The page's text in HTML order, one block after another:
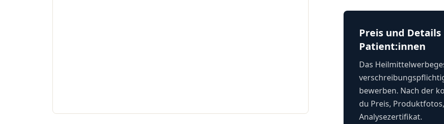
Preis und
Patient:innen
Das
bewerben. Nach der
du Preis,
Analysezertifikat.